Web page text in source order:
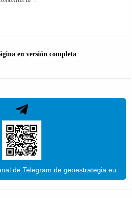
en versión completa
de Telegram de geoestrategia.eu